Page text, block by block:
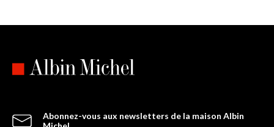
Abonnez-vous aux newsletters de la maison Albin